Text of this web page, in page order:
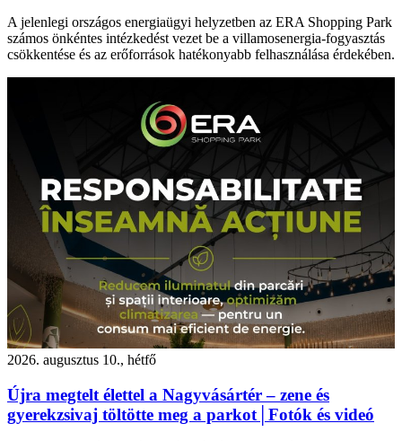
A jelenlegi országos energiaügyi helyzetben az ERA Shopping Park
számos önkéntes intézkedést vezet be a villamosenergia-fogyasztás
csökkentése és az erőforrások hatékonyabb felhasználása érdekében.
2026. augusztus 10., hétfő
Újra megtelt élettel a Nagyvásártér – zene és
gyerekzsivaj töltötte meg a parkot│Fotók és videó